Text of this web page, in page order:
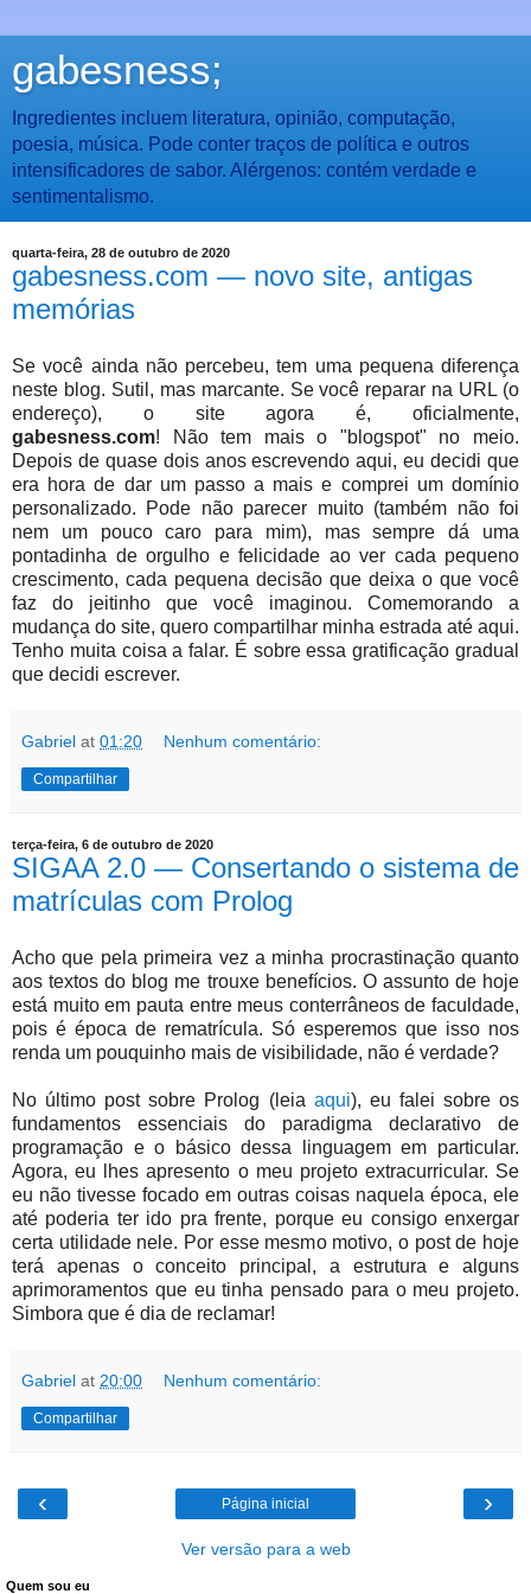
gabesness;
Ingredientes incluem literatura, opinião, computação,
poesia, música. Pode conter traços de política e outros
intensificadores de sabor. Alérgenos: contém verdade e
sentimentalismo.
quarta-feira, 28 de outubro de 2020
gabesness.com — novo site, antigas
memórias
Se você ainda não percebeu, tem uma pequena diferença
neste blog. Sutil, mas marcante. Se você reparar na URL (o
endereço), o site agora é, oficialmente,
gabesness.com! Não tem mais o "blogspot" no meio.
Depois de quase dois anos escrevendo aqui, eu decidi que
era hora de dar um passo a mais e comprei um domínio
personalizado. Pode não parecer muito (também não foi
nem um pouco caro para mim), mas sempre dá uma
pontadinha de orgulho e felicidade ao ver cada pequeno
crescimento, cada pequena decisão que deixa o que você
faz do jeitinho que você imaginou. Comemorando a
mudança do site, quero compartilhar minha estrada até aqui.
Tenho muita coisa a falar. É sobre essa gratificação gradual
que decidi escrever.
Gabriel at 01:20 Nenhum comentário:
Compartilhar
terça-feira, 6 de outubro de 2020
SIGAA 2.0 — Consertando o sistema de
matrículas com Prolog
Acho que pela primeira vez a minha procrastinação quanto
aos textos do blog me trouxe benefícios. O assunto de hoje
está muito em pauta entre meus conterrâneos de faculdade,
pois é época de rematrícula. Só esperemos que isso nos
renda um pouquinho mais de visibilidade, não é verdade?
No último post sobre Prolog (leia aqui), eu falei sobre os
fundamentos essenciais do paradigma declarativo de
programação e o básico dessa linguagem em particular.
Agora, eu lhes apresento o meu projeto extracurricular. Se
eu não tivesse focado em outras coisas naquela época, ele
até poderia ter ido pra frente, porque eu consigo enxergar
certa utilidade nele. Por esse mesmo motivo, o post de hoje
terá apenas o conceito principal, a estrutura e alguns
aprimoramentos que eu tinha pensado para o meu projeto.
Simbora que é dia de reclamar!
Gabriel at 20:00 Nenhum comentário:
Compartilhar
‹ ›
Página inicial
Ver versão para a web
Quem sou eu